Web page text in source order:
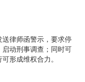
律师函警示，要求停
动刑事调查；同时可
形成维权合力。